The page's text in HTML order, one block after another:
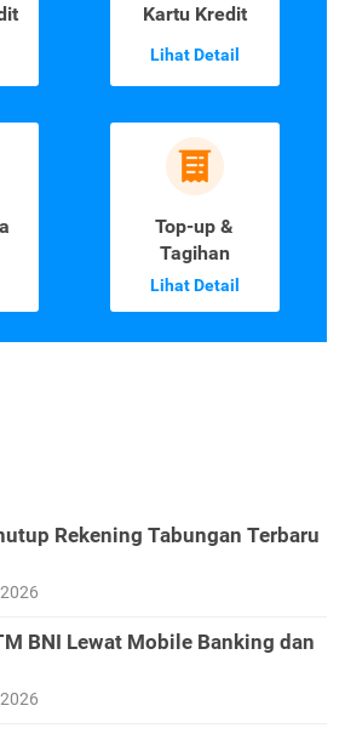
Kartu Kredit
Lihat Detail
Top-up &
Tagihan
Lihat Detail
Rekening Tabungan Terbaru
BNI Lewat Mobile Banking dan